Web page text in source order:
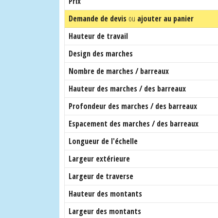
Demande de devis ou ajouter au panier
Hauteur de travail
Design des marches
Nombre de marches / barreaux
Hauteur des marches / des barreaux
Profondeur des marches / des barreaux
Espacement des marches / des barreaux
Longueur de l'échelle
Largeur extérieure
Largeur de traverse
Hauteur des montants
Largeur des montants